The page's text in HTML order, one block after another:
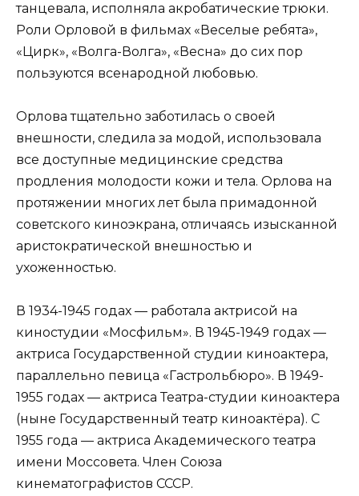
танцевала, исполняла акробатические трюки.
Роли Орловой в фильмах «Веселые ребята»,
«Цирк», «Волга-Волга», «Весна» до сих пор
пользуются всенародной любовью.
Орлова тщательно заботилась о своей
внешности, следила за модой, использовала
все доступные медицинские средства
продления молодости кожи и тела. Орлова на
протяжении многих лет была примадонной
советского киноэкрана, отличаясь изысканной
аристократической внешностью и
ухоженностью.
В 1934-1945 годах — работала актрисой на
киностудии «Мосфильм». В 1945-1949 годах —
актриса Государственной студии киноактера,
параллельно певица «Гастрольбюро». В 1949-
1955 годах — актриса Театра-студии киноактера
(ныне Государственный театр киноактёра). С
1955 года — актриса Академического театра
имени Моссовета. Член Союза
кинематографистов СССР.